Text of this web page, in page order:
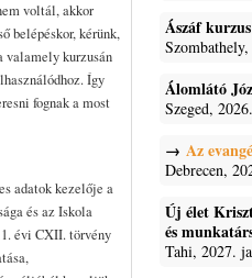
voltál, akkor
belépéskor, kérünk,
kurzusán
Így
fognak a most
adatok kezelője a
és az Iskola
évi CXII. törvény
Ászáf kurzus
Álomlátó
Szeged,
Az
Debrecen,
Új élet
és
Tahi, 2027.